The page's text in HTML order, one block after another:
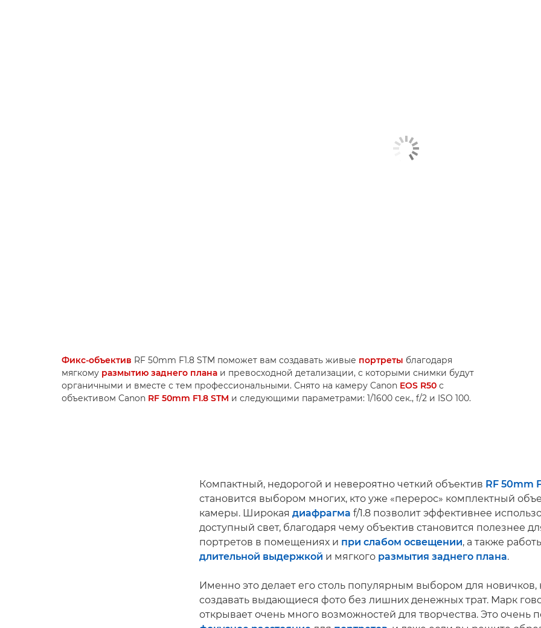
Фикс-объектив RF 50mm F1.8 STM поможет вам создавать живые портреты благодаря
мягкому размытию заднего плана и превосходной детализации, с которыми снимки будут
органичными и вместе с тем профессиональными. Снято на камеру Canon EOS R50 с
объективом Canon RF 50mm F1.8 STM и следующими параметрами: 1/1600 сек., f/2 и ISO 100.
Компактный, недорогой и невероятно четкий объектив RF 50mm
становится выбором многих, кто уже «перерос» комплектный
камеры. Широкая диафрагма f/1.8 позволит эффективнее
доступный свет, благодаря чему объектив становится полезнее
портретов в помещениях и при слабом освещении, а также
длительной выдержкой и мягкого размытия заднего плана.
Именно это делает его столь популярным выбором для новичков,
создавать выдающиеся фото без лишних денежных трат. Марк
открывает очень много возможностей для творчества. Это очень